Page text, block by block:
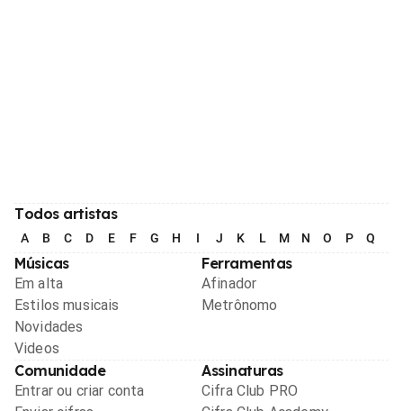
Todos artistas
A B C D E F G H I J K L M N O P Q
Músicas
Em alta
Estilos musicais
Novidades
Videos
Ferramentas
Afinador
Metrônomo
Comunidade
Entrar ou criar conta
Assinaturas
Cifra Club PRO